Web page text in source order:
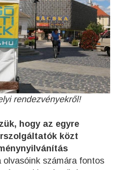
rendezvényekről!
hogy az egyre
közt
olvasóink számára fontos